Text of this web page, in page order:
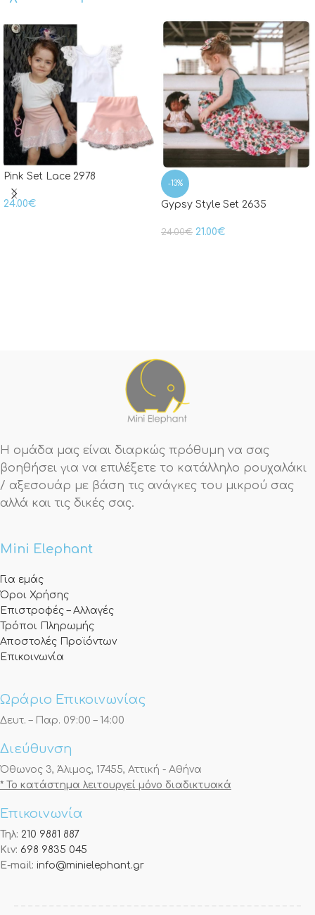
Pink Set Lace 2978
24.00€
-13%
Gypsy Style Set 2635
24.00€ 21.00€
Η ομάδα μας είναι διαρκώς πρόθυμη να σας
βοηθήσει για να επιλέξετε το κατάλληλο ρουχαλάκι
/ αξεσουάρ με βάση τις ανάγκες του μικρού σας
αλλά και τις δικές σας.
Mini Elephant
Για εμάς
Όροι Χρήσης
Επιστροφές – Αλλαγές
Τρόποι Πληρωμής
Αποστολές Προϊόντων
Επικοινωνία
Ωράριο Επικοινωνίας
Δευτ. – Παρ. 09:00 – 14:00
Διεύθυνση
Όθωνος 3, Άλιμος, 17455, Αττική - Αθήνα
* Το κατάστημα λειτουργεί μόνο διαδικτυακά
Επικοινωνία
Τηλ: 210 9881 887
Κιν: 698 9835 045
E-mail: info@minielephant.gr